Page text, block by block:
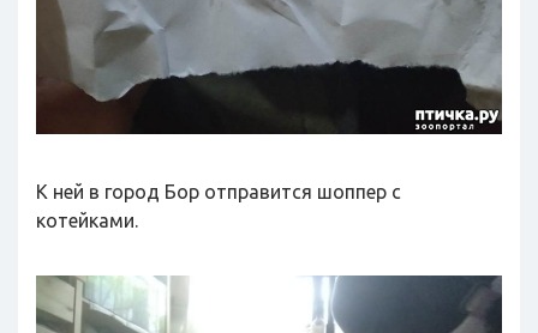
К ней в город Бор отправится шоппер с
котейками.